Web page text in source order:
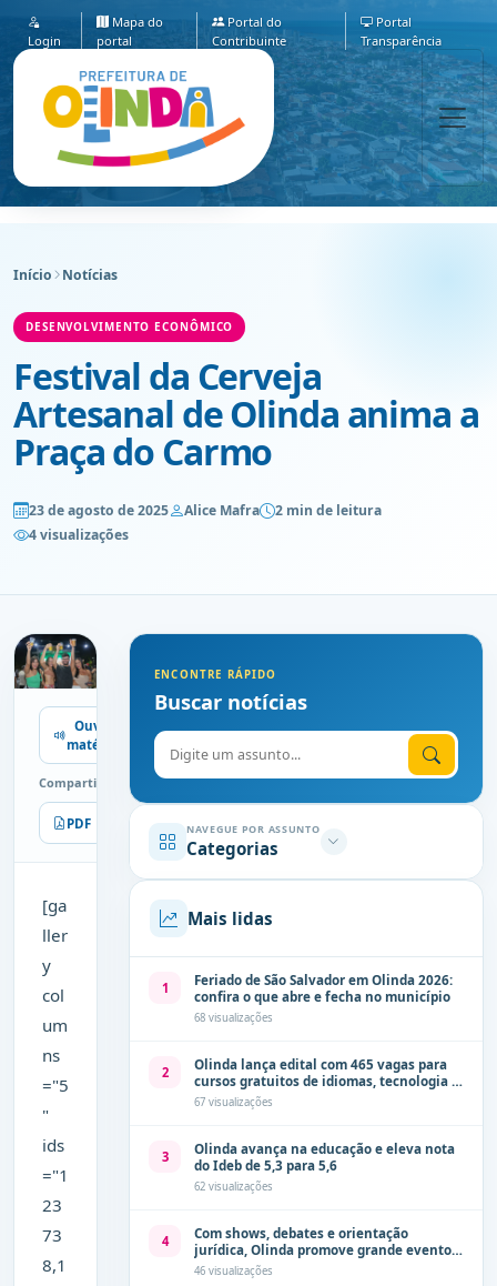
Login
Mapa do
portal
Portal do
Contribuinte
Portal
Transparência
Início Notícias
DESENVOLVIMENTO ECONÔMICO
Festival da Cerveja
Artesanal de Olinda anima a
Praça do Carmo
23 de agosto de 2025 Alice Mafra
2 min de leitura
4 visualizações
Ouvir
matéria
Compartilhe
PDF Imprimir
[ga
ller
y
col
um
ns
="5
"
ids
="1
23
73
8,1
ENCONTRE RÁPIDO
Buscar notícias
Digite o assunto
NAVEGUE POR ASSUNTO
Categorias
Mais lidas
1
Feriado de São Salvador em Olinda 2026:
confira o que abre e fecha no município
68 visualizações
2
Olinda lança edital com 465 vagas para
cursos gratuitos de idiomas, tecnologia e
comunicação
67 visualizações
3
Olinda avança na educação e eleva nota
do Ideb de 5,3 para 5,6
62 visualizações
4
Com shows, debates e orientação
jurídica, Olinda promove grande evento
de combate à violência contra a mulher
46 visualizações